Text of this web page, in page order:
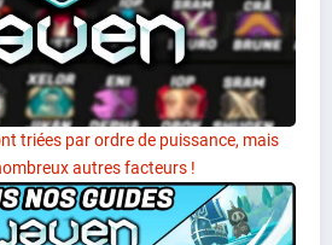
triées par ordre de puissance, mais
autres facteurs !